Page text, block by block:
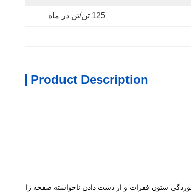
125 تن/تن در ماه
Product Description
ستون فقرات و از دست دادن ناخواسته صفحه را